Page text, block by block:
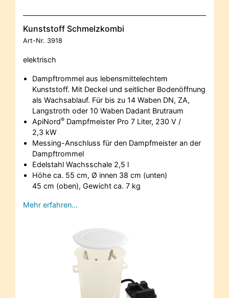
Kunststoff Schmelzkombi
Art-Nr. 3918
elektrisch
Dampftrommel aus lebensmittelechtem
Kunststoff. Mit Deckel und seitlicher Bodenöffnung
als Wachsablauf. Für bis zu 14 Waben DN, ZA,
Langstroth oder 10 Waben Dadant Brutraum
ApiNord®Dampfmeister Pro 7 Liter, 230 V /
2,3 kW
Messing-Anschluss für den Dampfmeister an der
Dampftrommel
Edelstahl Wachsschale 2,5 l
Höhe ca. 55 cm, Ø innen 38 cm (unten)
45 cm (oben), Gewicht ca. 7 kg
Mehr erfahren…